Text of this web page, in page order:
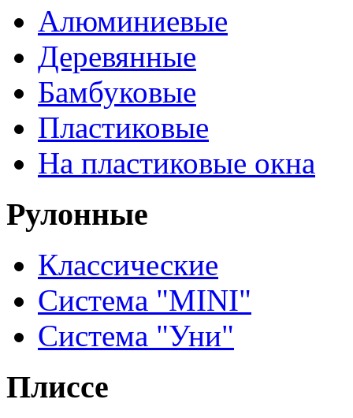
Алюминиевые
Деревянные
Бамбуковые
Пластиковые
На пластиковые окна
Рулонные
Классические
Система "MINI"
Система "Уни"
Плиссе